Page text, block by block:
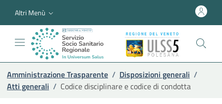
Altri Menù
Amministrazione Trasparente / Disposizioni generali /
Atti generali / Codice disciplinare e codice di condotta